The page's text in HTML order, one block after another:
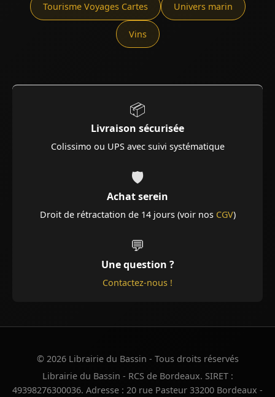
Tourisme Voyages Cartes Univers marin
Vins
📦
Livraison sécurisée
Colissimo ou UPS avec suivi systématique
🛡️
Achat serein
Droit de rétractation de 14 jours (voir nos CGV)
💬
Une question ?
Contactez-nous !
© 2026 Librairie du Bassin - Tous droits réservés
Librairie du Bassin - RCS de Bordeaux. SIRET :
49398276300036. Adresse : 20 rue Pasteur 33200 Bordeaux -